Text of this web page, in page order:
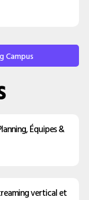
Campus
Équipes &
vertical et